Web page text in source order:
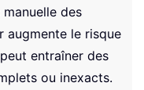
manuelle des
augmente le risque
entraîner des
ou inexacts.